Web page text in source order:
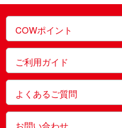
COWポイント
ご利用ガイド
よくあるご質問
お問い合わせ